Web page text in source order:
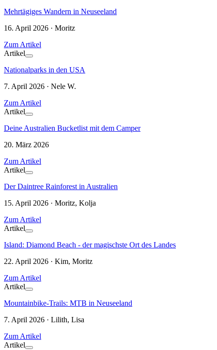
Mehrtägiges Wandern in Neuseeland
16. April 2026 · Moritz
Zum Artikel
Artikel
Nationalparks in den USA
7. April 2026 · Nele W.
Zum Artikel
Artikel
Deine Australien Bucketlist mit dem Camper
20. März 2026
Zum Artikel
Artikel
Der Daintree Rainforest in Australien
15. April 2026 · Moritz, Kolja
Zum Artikel
Artikel
Island: Diamond Beach - der magischste Ort des Landes
22. April 2026 · Kim, Moritz
Zum Artikel
Artikel
Mountainbike-Trails: MTB in Neuseeland
7. April 2026 · Lilith, Lisa
Zum Artikel
Artikel